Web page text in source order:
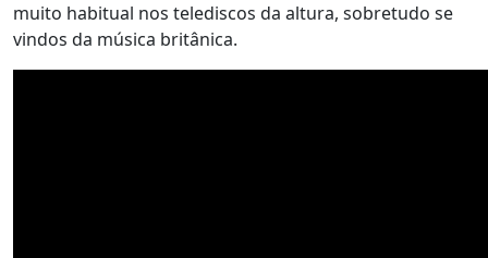
muito habitual nos telediscos da altura, sobretudo se
vindos da música britânica.